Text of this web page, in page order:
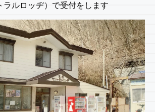
ラルロッヂ）で受付をします